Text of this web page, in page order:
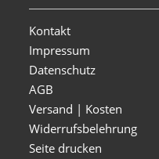
Kontakt
Impressum
Datenschutz
AGB
Versand | Kosten
Widerrufsbelehrung
Seite drucken